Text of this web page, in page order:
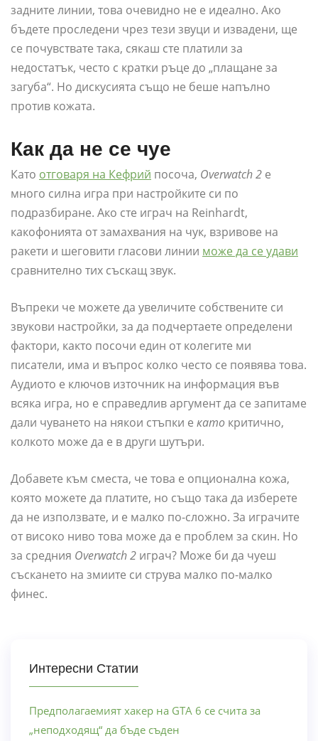
задните линии, това очевидно не е идеално. Ако
бъдете проследени чрез тези звуци и извадени, ще
се почувствате така, сякаш сте платили за
недостатък, често с кратки ръце до „плащане за
загуба“. Но дискусията също не беше напълно
против кожата.
Как да не се чуе
Като отговаря на Кефрий посоча, Overwatch 2 е
много силна игра при настройките си по
подразбиране. Ако сте играч на Reinhardt,
какофонията от замахвания на чук, взривове на
ракети и шеговити гласови линии може да се удави
сравнително тих съскащ звук.
Въпреки че можете да увеличите собствените си
звукови настройки, за да подчертаете определени
фактори, както посочи един от колегите ми
писатели, има и въпрос колко често се появява това.
Аудиото е ключов източник на информация във
всяка игра, но е справедлив аргумент да се запитаме
дали чуването на някои стъпки е като критично,
колкото може да е в други шутъри.
Добавете към сместа, че това е опционална кожа,
която можете да платите, но също така да изберете
да не използвате, и е малко по-сложно. За играчите
от високо ниво това може да е проблем за скин. Но
за средния Overwatch 2 играч? Може би да чуеш
съскането на змиите си струва малко по-малко
финес.
Интересни Статии
Предполагаемият хакер на GTA 6 се счита за
„неподходящ“ да бъде съден